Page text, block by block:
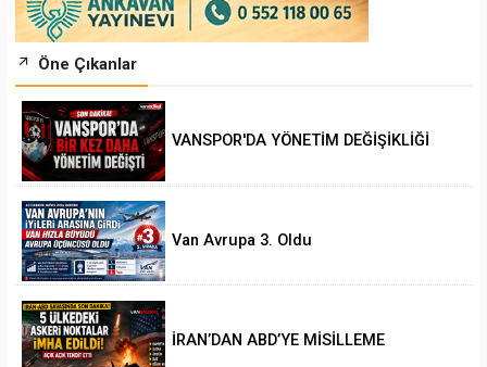
Öne Çıkanlar
VANSPOR'DA YÖNETİM DEĞİŞİKLİĞİ
Van Avrupa 3. Oldu
İRAN’DAN ABD’YE MİSİLLEME